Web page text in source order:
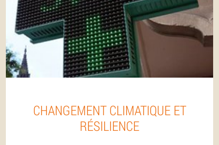
CHANGEMENT CLIMATIQUE ET
RÉSILIENCE